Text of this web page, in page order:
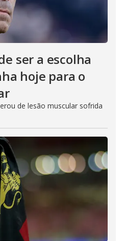
ser a escolha
hoje para o
de lesão muscular sofrida